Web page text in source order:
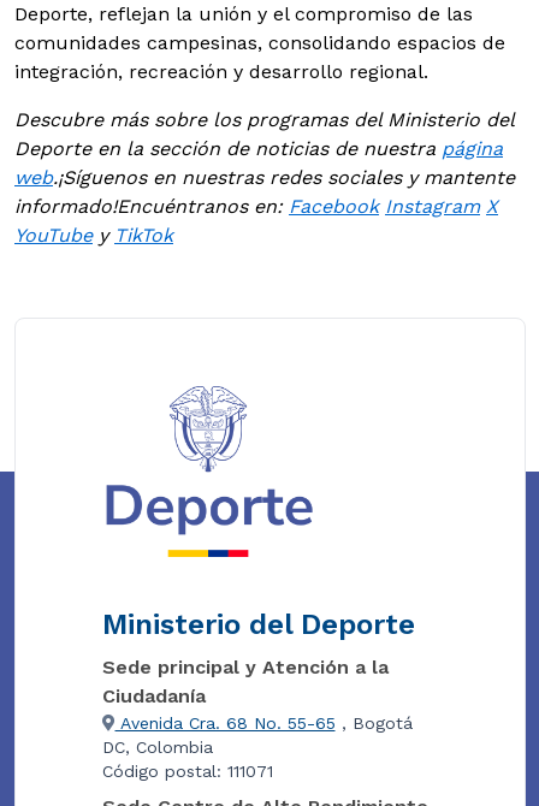
Deporte, reflejan la unión y el compromiso de las
comunidades campesinas, consolidando espacios de
integración, recreación y desarrollo regional.
Descubre más sobre los programas del Ministerio del
Deporte en la sección de noticias de nuestra página
web.¡Síguenos en nuestras redes sociales y mantente
informado!Encuéntranos en: Facebook Instagram X
YouTubey TikTok
Ministerio del Deporte
Sede principal y Atención a la
Ciudadanía
Avenida Cra. 68 No. 55-65 , Bogotá
DC, Colombia
Código postal: 111071